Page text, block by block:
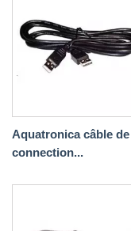
Aquatronica câble de
connection...